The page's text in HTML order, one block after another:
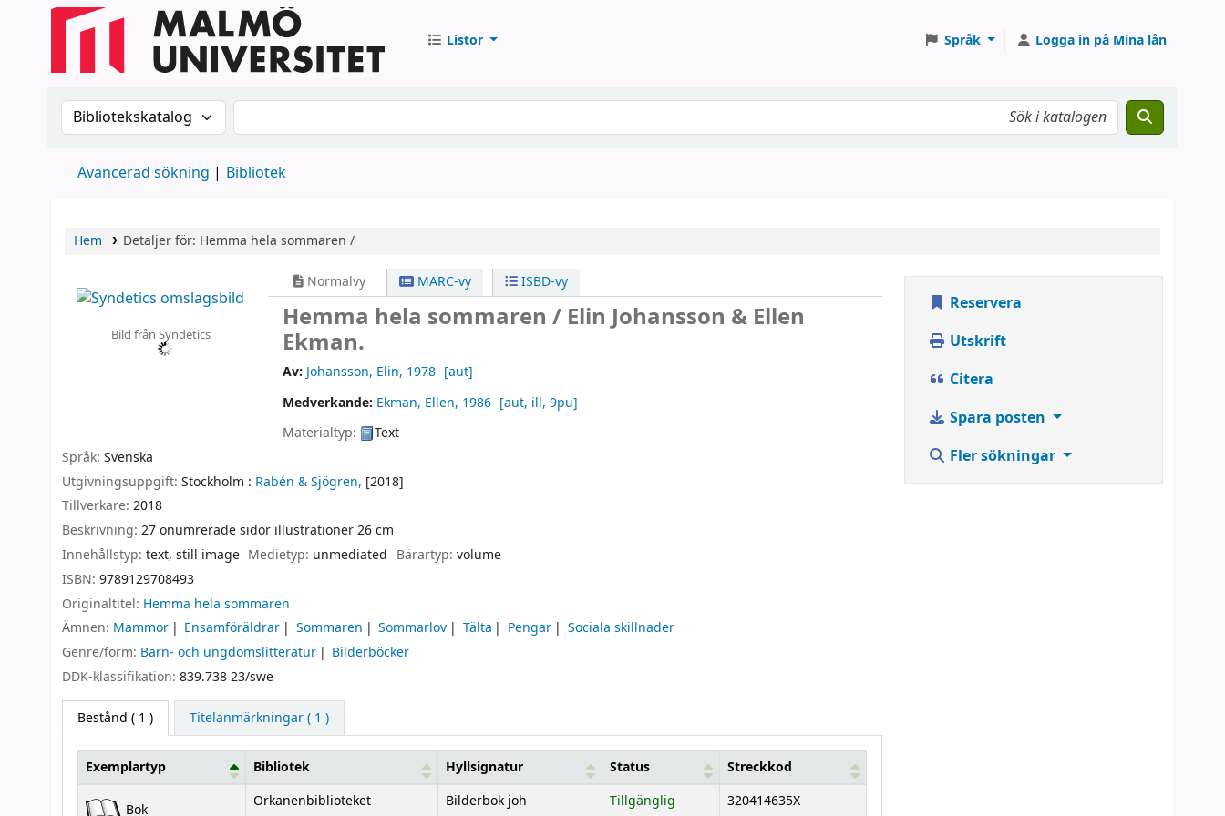
Listor Språk Logga in på Mina lån
Sök i katalogen efter:Sök i katalogen
Avancerad sökning Bibliotek
Hem Detaljer för: Hemma hela sommaren /
Bild från Syndetics
Normalvy MARC-vy ISBD-vy
Hemma hela sommaren / Elin Johansson & Ellen
Ekman.
Av: Johansson, Elin, 1978- [aut]
Medverkande: Ekman, Ellen, 1986- [aut, ill, 9pu]
Materialtyp:
Text
Språk: Svenska
Utgivningsuppgift: Stockholm : Rabén & Sjögren, [2018]
Tillverkare: 2018
Beskrivning: 27 onumrerade sidor illustrationer 26 cm
Innehållstyp: text, still image Medietyp: unmediated Bärartyp: volume
ISBN: 9789129708493
Originaltitel: Hemma hela sommaren
Ämnen: Mammor Ensamföräldrar Sommaren Sommarlov Tälta Pengar
Sociala skillnader
Genre/form: Barn- och ungdomslitteratur
Bilderböcker
DDK-klassifikation: 839.738 23/swe
Bestånd ( 1 ) Titelanmärkningar ( 1 )
Bestånd
Exemplartyp Bibliotek Hyllsignatur Status Streckkod
Bok Orkanenbiblioteket Bilderbok joh Tillgänglig 320414635X
Reservera
Utskrift
Citera
Spara posten
Fler sökningar